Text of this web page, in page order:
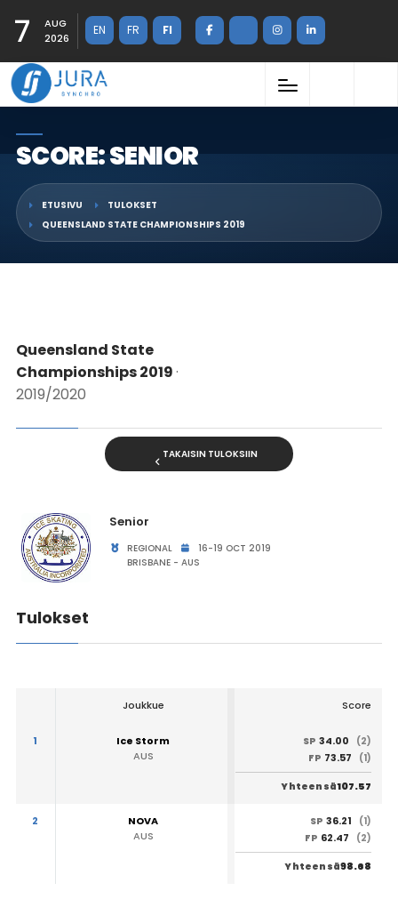
7
AUG
2026
EN FR FI
SCORE: SENIOR
ETUSIVU
TULOKSET
QUEENSLAND STATE CHAMPIONSHIPS 2019
Queensland State
Championships 2019·
2019/2020
TAKAISIN TULOKSIIN
Senior
REGIONAL
16-19 OCT 2019
BRISBANE - AUS
Tulokset
Joukkue Score
1
Ice Storm
AUS
SP 34.00
(2)
FP 73.57 (1)
Yhteensä107.57
2
NOVA
AUS
SP 36.21
(1)
FP 62.47 (2)
Yhteensä98.68